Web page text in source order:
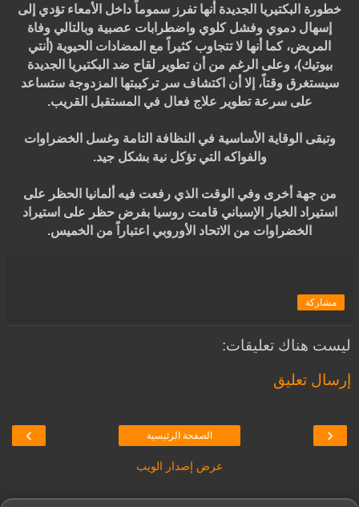
خطورة البكتيريا الجديدة أنها تفرز سموماً داخل الأمعاء تؤدي إلى
إسهال دموي وفشل كلوي واضطرابات عصبية وبالتالي وفاة
المريض، كما أنها لا تتجاوب كثيراً مع المضادات الحيوية (أنتي
بيوتيك)، وعلى الرغم من أن تطوير لقاح ضد البكتيريا الجديدة
سيستغرق وقتاً، إلا أن اكتشاف سر تركيبتها المزدوجة ستساعد
على سرعة تطوير علاج فعال في المستقبل القريب.
وتبقى الوقاية الأساسية في النظافة التامة وغسل الخضراوات
والفواكه التي تؤكل نية بشكل جيد.
من جهة أخرى وفي الوقت الذي رفعت فيه ألمانيا الحظر على
استيراد الخيار الإسباني قامت روسيا بفرض حظر على استيراد
الخضراوات من الاتحاد الأوروبي اعتباراً من الخميس.
مشاركة
ليست هناك تعليقات:
إرسال تعليق
‹
› الصفحة الرئيسية
عرض إصدار الويب